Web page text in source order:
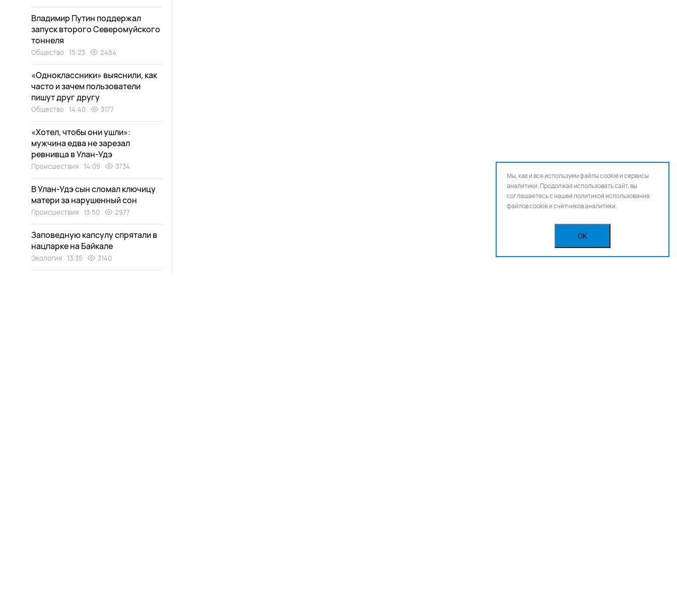
Владимир Путин поддержал
запуск второго Северомуйского
тоннеля
Общество 15:23 2454
«Одноклассники» выяснили, как
часто и зачем пользователи
пишут друг другу
Общество 14:40 3177
«Хотел, чтобы они ушли»:
мужчина едва не зарезал
ревнивца в Улан-Удэ
Происшествия 14:09 3734
В Улан-Удэ сын сломал ключицу
матери за нарушенный сон
Происшествия 13:50 2977
Заповедную капсулу спрятали в
нацпарке на Байкале
Экология 13:35 3140
Мы, как и все используем файлы cookie и сервисы
аналитики. Продолжая использовать сайт, вы
соглашаетесь с нашейполитикой использования
файлов cookie и счетчиков аналитики.
OK